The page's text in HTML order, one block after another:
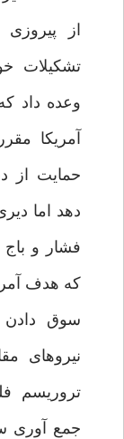
از
تشكيلات
وعده داد
حمايت از
دهد اما
فشار و
كه هدف
سوق دادن
نيروهاى
تروريسم
جمع آورى